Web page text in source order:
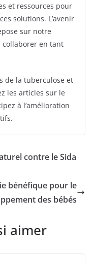
et ressources pour
solutions. L’avenir
sur notre
collaborer en tant
de la tuberculose et
les articles sur le
à l’amélioration
contre le Sida
bénéfique pour le
des bébés
aimer